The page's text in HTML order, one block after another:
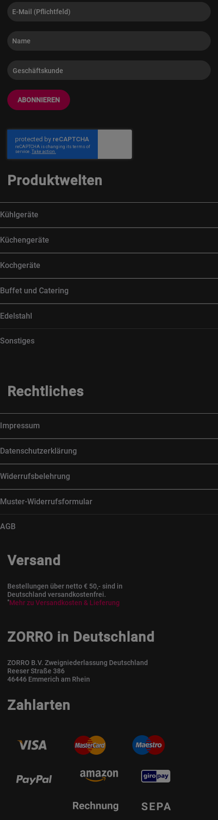
ABONNIEREN
Produktwelten
Kühlgeräte
Küchengeräte
Kochgeräte
Buffet und Catering
Edelstahl
Sonstiges
Rechtliches
Impressum
Datenschutzerklärung
Widerrufsbelehrung
Muster-Widerrufsformular
AGB
Versand
Bestellungen über netto € 50,- sind in
Deutschland versandkostenfrei.
*Mehr zu Versandkosten & Lieferung
ZORRO in Deutschland
ZORRO B.V. Zweigniederlassung Deutschland
Reeser Straße 386
46446 Emmerich am Rhein
Zahlarten